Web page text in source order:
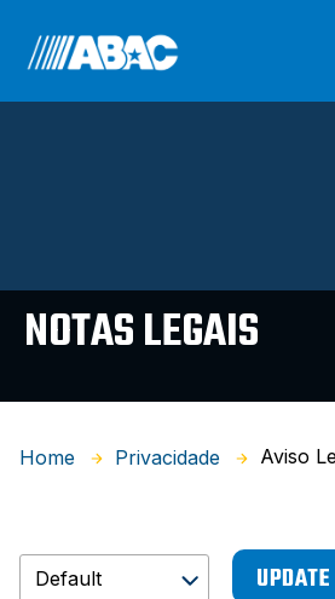
NOTAS LEGAIS
Home Privacidade Aviso
UPDATE